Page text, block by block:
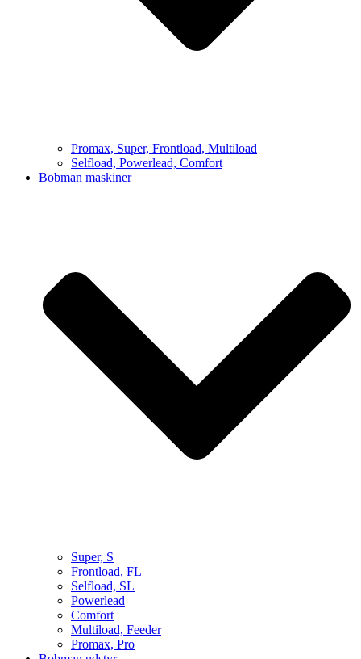
Promax, Super, Frontload, Multiload
Selfload, Powerlead, Comfort
Bobman maskiner
Super, S
Frontload, FL
Selfload, SL
Powerlead
Comfort
Multiload, Feeder
Promax, Pro